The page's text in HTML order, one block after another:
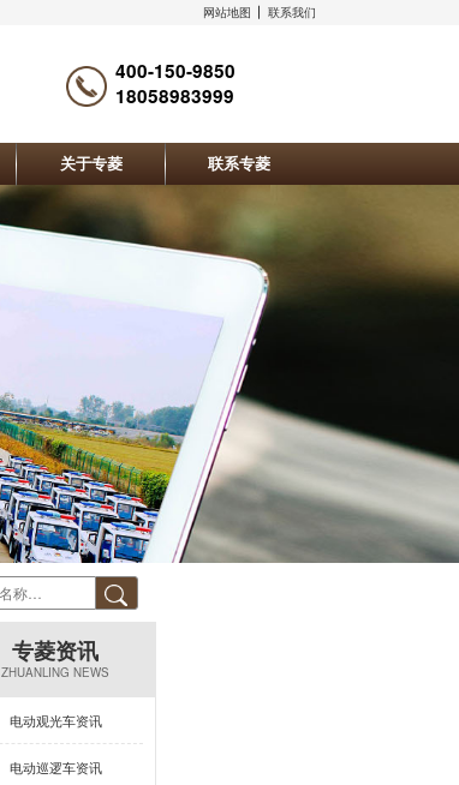
网站地图 联系我们
400-150-9850
18058983999
关于专菱 联系专菱
专菱资讯
ZHUANLING NEWS
电动观光车资讯
电动巡逻车资讯